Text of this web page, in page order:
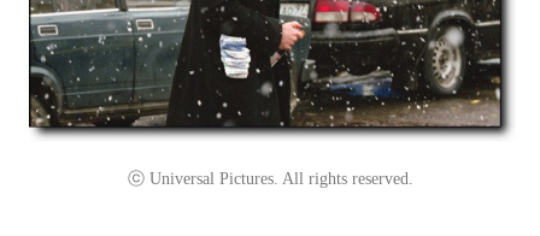
ⓒ Universal Pictures. All rights reserved.